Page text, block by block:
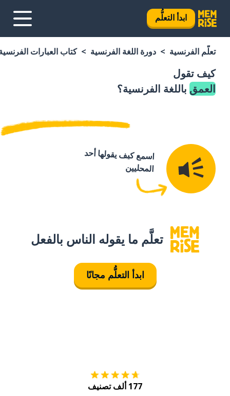
ابدأ التعلُّم
تعلَّم الفرنسية دورة اللغة الفرنسية كتاب العبارات
كيف تقول
العمق باللغة الفرنسية؟
اسمع كيف يقولها أحد
المحليين
تعلَّم ما يقوله الناس بالفعل
ابدأ التعلُّم مجانًا
177 ألف تصنيف